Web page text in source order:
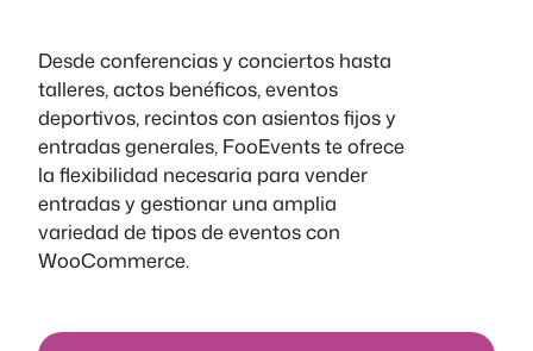
Desde conferencias y conciertos hasta
talleres, actos benéficos, eventos
deportivos, recintos con asientos fijos y
entradas generales, FooEvents te ofrece
la flexibilidad necesaria para vender
entradas y gestionar una amplia
variedad de tipos de eventos con
WooCommerce.